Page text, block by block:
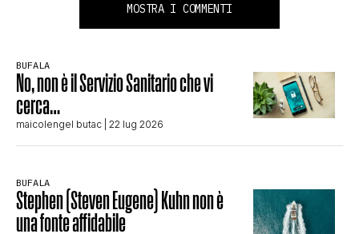
MOSTRA I COMMENTI
BUFALA
No, non è il Servizio Sanitario che vi
cerca…
maicolengel butac | 22 lug 2026
BUFALA
Stephen (Steven Eugene) Kuhn non è
una fonte affidabile